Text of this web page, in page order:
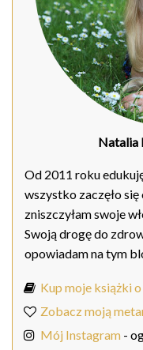
Natalia
Od 2011 roku
wszystko zaczęło
zniszczyłam swoje
Swoją drogę do
opowiadam na tym
Kup moje książki
Zobacz moją
Mój Instagram -